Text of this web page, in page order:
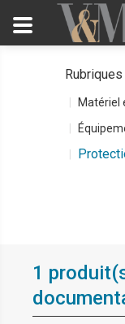
Rubriques
Matériel
1